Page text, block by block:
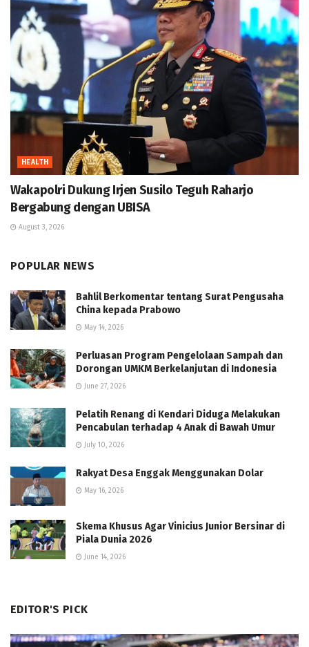
HEALTH
Wakapolri Dukung Irjen Susilo Teguh Raharjo
Bergabung dengan UBISA
August 3, 2026
POPULAR NEWS
Bahlil Berkomentar tentang Surat Pengusaha
China kepada Prabowo
May 14, 2026
Perluasan Program Pengelolaan Sampah dan
Dorongan UMKM Berkelanjutan di Indonesia
June 27, 2026
Pelatih Renang di Kendari Diduga Melakukan
Pencabulan terhadap 4 Anak di Bawah Umur
July 10, 2026
Rakyat Desa Enggak Menggunakan Dolar
May 16, 2026
Skema Khusus Agar Vinicius Junior Bersinar di
Piala Dunia 2026
June 14, 2026
EDITOR'S PICK